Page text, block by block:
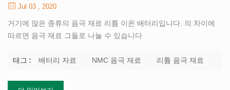
Jul 03 , 2020
거기에 많은 종류의 음극 재료 리튬 이온 배터리입니다. 의 차이에
따르면 음극 재료 그들로 나눌 수 있습니다
시작하는 음극 재료 , LiFePO4 건전지 음극 LFP , LiCoO2LCO 음극
태그 : 배터리 자료 NMC 음극 재료 리튬 음극 재료